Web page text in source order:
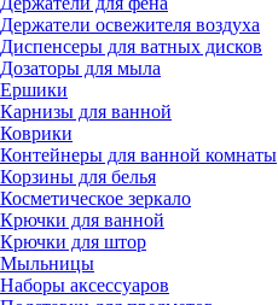
Держатели освежителя воздуха
Диспенсеры для ватных дисков
Дозаторы для мыла
Ершики
Карнизы для ванной
Коврики
Контейнеры для ванной комнаты
Корзины для белья
Косметическое зеркало
Крючки для ванной
Крючки для штор
Мыльницы
Наборы аксессуаров